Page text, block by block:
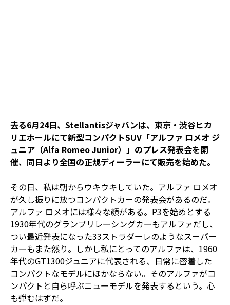
去る6月24日、Stellantisジャパンは、東京・渋谷ヒカ
リエホールにて新型コンパクトSUV「アルファ ロメオ ジ
ュニア（Alfa Romeo Junior）」のプレス発表会を開
催、同日より全国の正規ディーラーにて販売を始めた。
その日、私は朝からウキウキしていた。アルファ ロメオ
が久し振りに放つコンパクトカーの発表会があるのだ。
アルファ ロメオには様々な顔がある。P3を始めとする
1930年代のグランプリレーシングカーもアルファだし、
つい最近発表になった33ストラダーレのようなスーパー
カーもまた然り。しかし私にとってのアルファは、1960
年代のGT1300ジュニアに代表される、日常に密着した
コンパクトなモデルにほかならない。そのアルファがコ
ンパクトと自ら呼ぶニューモデルを発表するという。心
も弾むはずだ。